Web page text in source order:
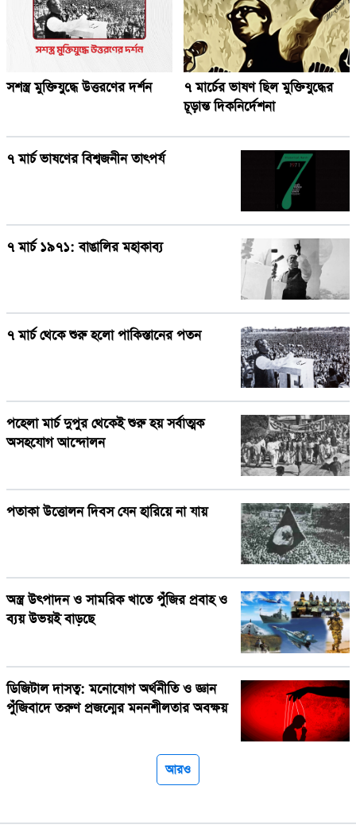
সশস্ত্র মুক্তিযুদ্ধে উত্তরণের দর্শন
৭ মার্চের ভাষণ ছিল মুক্তিযুদ্ধের
চূড়ান্ত দিকনির্দেশনা
৭ মার্চ ভাষণের বিশ্বজনীন তাৎপর্য
৭ মার্চ ১৯৭১: বাঙালির মহাকাব্য
৭ মার্চ থেকে শুরু হলো পাকিস্তানের পতন
পহেলা মার্চ দুপুর থেকেই শুরু হয় সর্বাত্মক
অসহযোগ আন্দোলন
পতাকা উত্তোলন দিবস যেন হারিয়ে না যায়
অস্ত্র উৎপাদন ও সামরিক খাতে পুঁজির প্রবাহ ও
ব্যয় উভয়ই বাড়ছে
ডিজিটাল দাসত্ব: মনোযোগ অর্থনীতি ও জ্ঞান
পুঁজিবাদে তরুণ প্রজন্মের মননশীলতার অবক্ষয়
আরও